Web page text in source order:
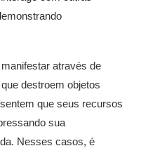
através de
destroem objetos
que seus recursos
sua
Nesses casos, é